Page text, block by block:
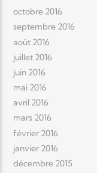
octobre 2016
septembre 2016
août 2016
juillet 2016
juin 2016
mai 2016
avril 2016
mars 2016
février 2016
janvier 2016
décembre 2015